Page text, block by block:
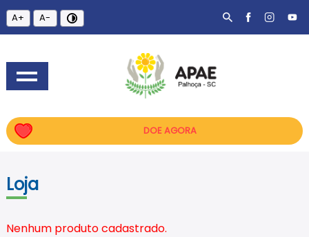
A+ A-
DOE AGORA
Loja
Nenhum produto cadastrado.